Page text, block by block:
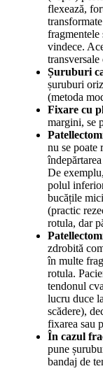
flexează,
fragmentele
vindece.
Șuruburi
șuruburi
(metoda
Fixare cu
margini, se
nu se poate
De
polul
bucățile
(practic
rotula, dar
zdrobită
în multe
rotula.
tendonul
lucru duce
scădere),
fixarea sau
În cazul
pune
bandaj de